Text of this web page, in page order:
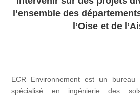
l’ensemble des
l’Oise et de
ECR Environnement est un bureau
spécialisé en ingénierie des